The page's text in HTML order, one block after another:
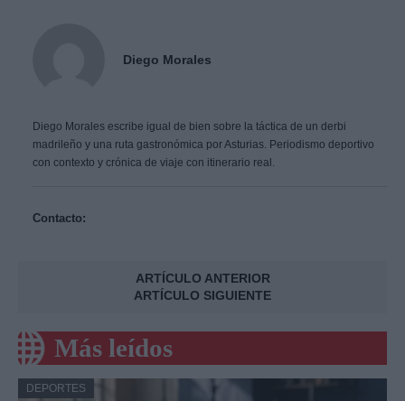
Diego Morales
Diego Morales escribe igual de bien sobre la táctica de un derbi
madrileño y una ruta gastronómica por Asturias. Periodismo deportivo
con contexto y crónica de viaje con itinerario real.
Contacto:
ARTÍCULO ANTERIOR
ARTÍCULO SIGUIENTE
Más leídos
DEPORTES